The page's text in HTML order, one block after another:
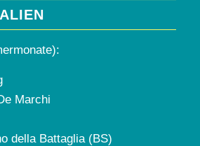
Marchi
della Battaglia (BS)